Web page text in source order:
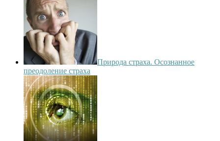
Природа страха. Осознанное
преодоление страха